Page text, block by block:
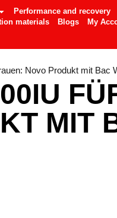
Performance and recovery
materials Blogs My
Novo Produkt mit Bac
MIT